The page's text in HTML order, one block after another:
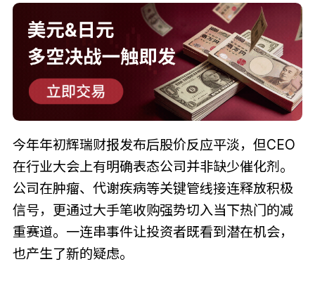
今年年初辉瑞财报发布后股价反应平淡，但CEO
在行业大会上有明确表态公司并非缺少催化剂。
公司在肿瘤、代谢疾病等关键管线接连释放积极
信号，更通过大手笔收购强势切入当下热门的减
重赛道。一连串事件让投资者既看到潜在机会，
也产生了新的疑虑。